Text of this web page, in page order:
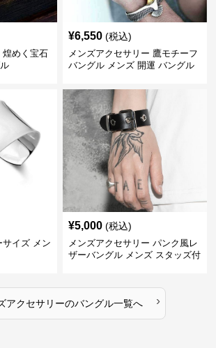
煌めく宝石
¥6,550 (税込)
メンズアクセサリー 鷹モチーフ
バングル メンズ 開運 バングル
イズ メン
¥5,000 (税込)
メンズアクセサリー パンク風レ
ザーバングル メンズ スタッズ付
アクセサリーのバングル一覧へ ›